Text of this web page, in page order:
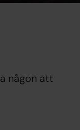
någon att